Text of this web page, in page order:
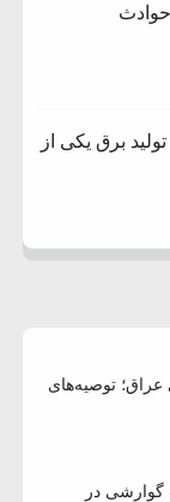
۳۸ درصدی حوادث
برق یکی از
عراق؛ توصیه‌های
گوارشی در